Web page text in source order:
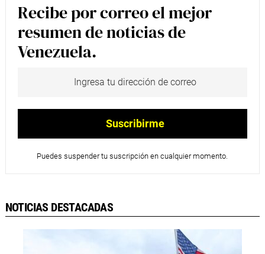
Recibe por correo el mejor
resumen de noticias de
Venezuela.
Puedes suspender tu suscripción en cualquier momento.
NOTICIAS DESTACADAS